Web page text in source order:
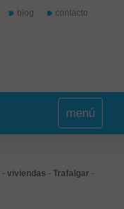
blog contacto
menú
- viviendas - Trafalgar -